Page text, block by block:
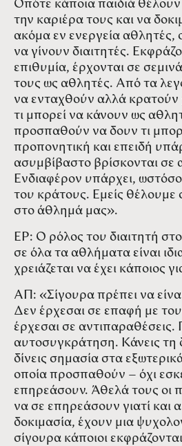
Οπότε κάποια παιδιά
την καριέρα τους και να
ακόμα εν ενεργεία αθλητές,
να γίνουν διαιτητές.
επιθυμία, έρχονται σε
τους ως αθλητές. Από τα
να ενταχθούν αλλά κρατούν
τι μπορεί να κάνουν ως
προσπαθούν να δουν τι
προπονητική και επειδή
ασυμβίβαστο βρίσκονται σε
Ενδιαφέρον υπάρχει, ωστόσο
του κράτους. Εμείς θέλουμε
στο άθλημά μας».
ΕΡ: Ο ρόλος του διαιτητή
σε όλα τα αθλήματα είναι
χρειάζεται να έχει κάποιος
ΑΠ: «Σίγουρα πρέπει να
Δεν έρχεσαι σε επαφή με
έρχεσαι σε αντιπαραθέσεις.
αυτοσυγκράτηση. Κάνεις τη
δίνεις σημασία στα
οποία προσπαθούν – όχι
επηρεάσουν. Άθελά τους οι
να σε επηρεάσουν γιατί και
δοκιμασία, έχουν μια
σίγουρα κάποιοι